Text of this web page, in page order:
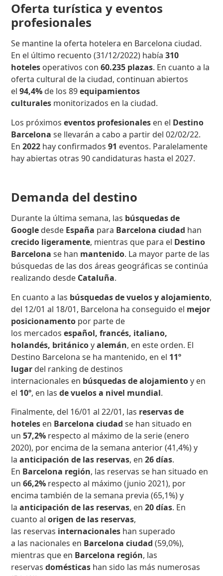
Oferta turística y eventos
profesionales
Se mantine la oferta hotelera en Barcelona ciudad.
En el último recuento (31/12/2022) había310
hoteles operativos con60.235 plazas. En cuanto a la
oferta cultural de la ciudad, continuan abiertos
el94,4% de los 89equipamientos
culturales monitorizados en la ciudad.
Los próximoseventos profesionales en el Destino
Barcelonase llevarán a cabo a partir del 02/02/22.
En2022 hay confirmados91 eventos. Paralelamente
hay abiertas otras 90 candidaturas hasta el 2027.
Demanda del destino
Durante la última semana, las búsquedas de
Google desde España para Barcelona ciudad han
crecido ligeramente, mientras que para el Destino
Barcelonase han mantenido. La mayor parte de las
búsquedas de las dos áreas geográficas se continúa
realizando desde Cataluña.
En cuanto a las búsquedas de vuelos y alojamiento,
del 12/01 al 18/01, Barcelona ha conseguido el mejor
posicionamento por parte de
los mercadosespañol, francés, italiano,
holandés, británicoyalemán, en este orden. El
Destino Barcelona se ha mantenido, en el 11º
lugar del ranking de destinos
internacionales en búsquedas de alojamientoy en
el 10º, en lasde vuelos a nivel mundial.
Finalmente, del 16/01 al 22/01, las reservas de
hoteles en Barcelona ciudadse han situado en
un57,2% respecto al máximo de la serie (enero
2020), por encima de la semana anterior (41,4%) y
la anticipación de las reservas, en26 días.
En Barcelona región, las reservas se han situado en
un 66,2% respecto al máximo (junio 2021), por
encima también de la semana previa (65,1%) y
la anticipación de las reservas, en20 días. En
cuanto alorigen de las reservas,
las reservas internacionales han superado
a las nacionales en Barcelona ciudad(59,0%),
mientras que en Barcelona región, las
reservasdomésticas han sido las más numerosas